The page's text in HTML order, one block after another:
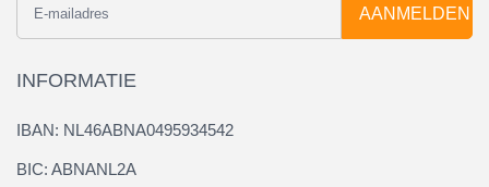
AANMELDEN
INFORMATIE
IBAN: NL46ABNA0495934542
BIC: ABNANL2A